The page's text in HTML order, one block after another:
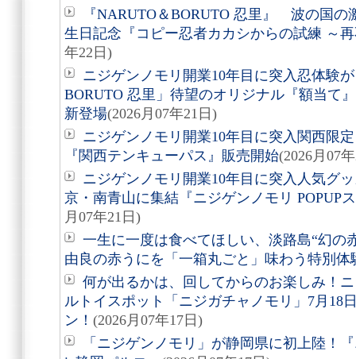
『NARUTO＆BORUTO 忍里』 波の国の
生日記念『コピー忍者カカシからの試練 ～
年22日)
ニジゲンノモリ開業10年目に突入忍体験
BORUTO 忍里」待望のオリジナル『額当て
新登場(2026月07年21日)
ニジゲンノモリ開業10年目に突入関西限
『関西テンキューパス』販売開始(2026月07
ニジゲンノモリ開業10年目に突入人気グ
京・南青山に集結『ニジゲンノモリ POPUP
月07年21日)
一生に一度は食べてほしい、淡路島“幻
由良の赤うにを「一箱丸ごと」味わう特別体
何が出るかは、回してからのお楽しみ！
ルトイスポット「ニジガチャノモリ」7月18
ン！ (2026月07年17日)
「ニジゲンノモリ」が静岡県に初上陸！